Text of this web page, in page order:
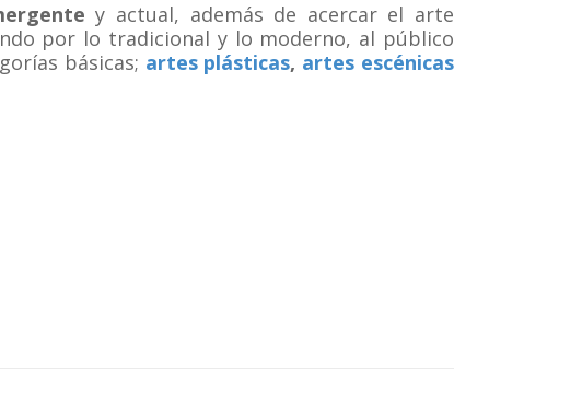
y actual, además de acercar el arte
por lo tradicional y lo moderno, al público
básicas; artes plásticas, artes escénicas